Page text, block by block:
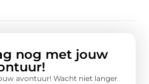
nog met jouw
avontuur! Wacht niet langer